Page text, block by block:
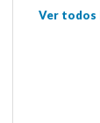
Ver todos